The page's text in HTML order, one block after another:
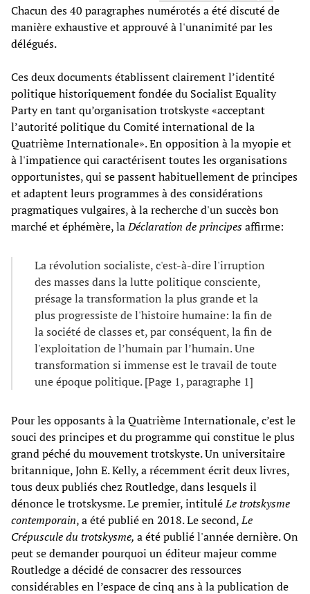
Chacun des 40 paragraphes numérotés a été discuté de
manière exhaustive et approuvé à l'unanimité par les
délégués.
Ces deux documents établissent clairement l’identité
politique historiquement fondée du Socialist Equality
Party en tant qu’organisation trotskyste «acceptant
l’autorité politique du Comité international de la
Quatrième Internationale». En opposition à la myopie et
à l'impatience qui caractérisent toutes les organisations
opportunistes, qui se passent habituellement de principes
et adaptent leurs programmes à des considérations
pragmatiques vulgaires, à la recherche d'un succès bon
marché et éphémère, laDéclaration de principesaffirme:
La révolution socialiste, c'est-à-dire l'irruption
des masses dans la lutte politique consciente,
présage la transformation la plus grande et la
plus progressiste de l'histoire humaine: la fin de
la société de classes et, par conséquent, la fin de
l'exploitation de l’humain par l’humain. Une
transformation si immense est le travail de toute
une époque politique. [Page 1, paragraphe 1]
Pour les opposants à la Quatrième Internationale, c’est le
souci des principes et du programme qui constitue le plus
grand péché du mouvement trotskyste. Un universitaire
britannique, John E. Kelly, a récemment écrit deux livres,
tous deux publiés chez Routledge, dans lesquels il
dénonce le trotskysme. Le premier, intituléLe trotskysme
contemporain, a été publié en 2018. Le second,Le
Crépuscule du trotskysme, a été publié l'année dernière. On
peut se demander pourquoi un éditeur majeur comme
Routledge a décidé de consacrer des ressources
considérables en l’espace de cinq ans à la publication de